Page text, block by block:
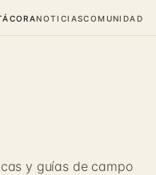
NOTICIASCOMUNIDAD
y guías de campo